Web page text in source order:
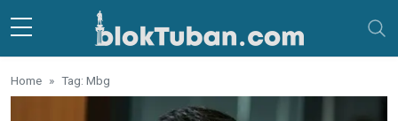
Skip to main content
Home Tag: Mbg